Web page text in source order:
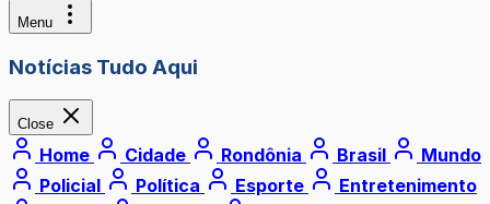
Menu
Notícias Tudo Aqui
Close
Home Cidade Rondônia Brasil
Mundo
Policial
Política Esporte
Entretenimento